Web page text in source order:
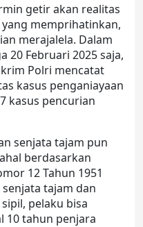
b
o
o
k
s
A
p
p
getir akan realitas
memprihatinkan,
merajalela. Dalam
20 Februari 2025 saja,
Polri mencatat
kasus penganiayaan
kasus pencurian
senjata tajam pun
berdasarkan
12 Tahun 1951
tajam dan
pelaku bisa
10 tahun penjara